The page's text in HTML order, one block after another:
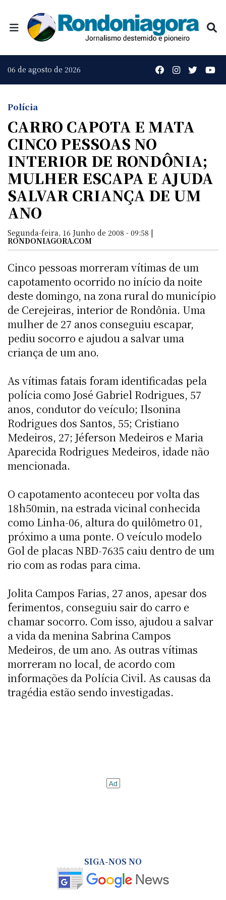
06 de agosto de 2026
Polícia
CARRO CAPOTA E MATA
CINCO PESSOAS NO
INTERIOR DE RONDÔNIA;
MULHER ESCAPA E AJUDA
SALVAR CRIANÇA DE UM
ANO
Segunda-feira, 16 Junho de 2008 - 09:58 |
RONDONIAGORA.COM
Cinco pessoas morreram vítimas de um
capotamento ocorrido no início da noite
deste domingo, na zona rural do município
de Cerejeiras, interior de Rondônia. Uma
mulher de 27 anos conseguiu escapar,
pediu socorro e ajudou a salvar uma
criança de um ano.
As vítimas fatais foram identificadas pela
polícia como José Gabriel Rodrigues, 57
anos, condutor do veículo; Ilsonina
Rodrigues dos Santos, 55; Cristiano
Medeiros, 27; Jéferson Medeiros e Maria
Aparecida Rodrigues Medeiros, idade não
mencionada.
O capotamento aconteceu por volta das
18h50min, na estrada vicinal conhecida
como Linha-06, altura do quilômetro 01,
próximo a uma ponte. O veículo modelo
Gol de placas NBD-7635 caiu dentro de um
rio com as rodas para cima.
Jolita Campos Farias, 27 anos, apesar dos
ferimentos, conseguiu sair do carro e
chamar socorro. Com isso, ajudou a salvar
a vida da menina Sabrina Campos
Medeiros, de um ano. As outras vítimas
morreram no local, de acordo com
informações da Polícia Civil. As causas da
tragédia estão sendo investigadas.
SIGA-NOS NO